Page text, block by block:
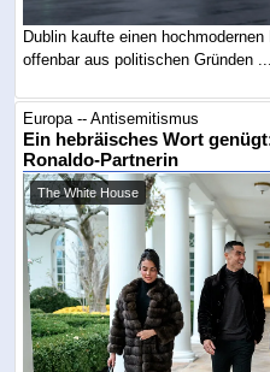
Dublin kaufte einen
offenbar aus politischen Gründen ...
Europa -- Antisemitismus
Ein hebräisches Wort
Ronaldo-Partnerin
The White House